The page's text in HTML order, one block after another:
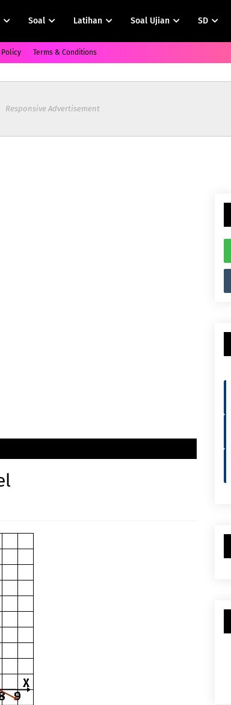
Soal Latihan Soal Ujian SD
Policy Terms & Conditions
Responsive Advertisement